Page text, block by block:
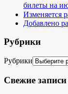
билеты на
Изменяется
Добавлено
Рубрики
Рубрики
Свежие записи